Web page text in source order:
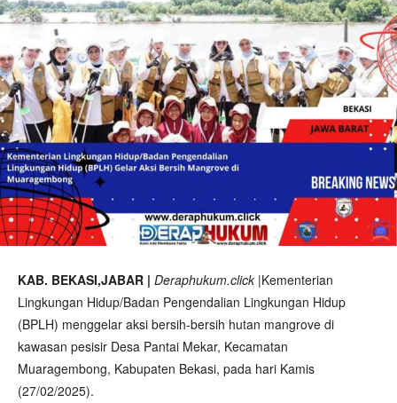
KAB. BEKASI,JABAR | Deraphukum.click |Kementerian
Lingkungan Hidup/Badan Pengendalian Lingkungan Hidup
(BPLH) menggelar aksi bersih-bersih hutan mangrove di
kawasan pesisir Desa Pantai Mekar, Kecamatan
Muaragembong, Kabupaten Bekasi, pada hari Kamis
(27/02/2025).